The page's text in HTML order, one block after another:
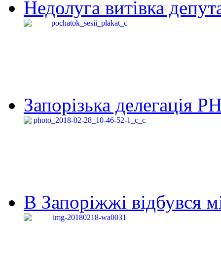
Недолуга витівка
Запорізька делегація
В Запоріжжі відбувся